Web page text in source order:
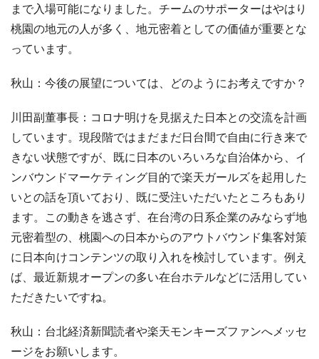
まで入場可能になりました。チームのサポーターはやはり
桃園の地元の人が多く、地元密着としての価値が重要とな
っています。
秋山：今後の展望については、どのようにお考えですか？
川田副董事長：コロナ明けを見据えた日本との交流を計画
しています。現段階ではまだまだ日台間で自由に行き来で
きない状態ですが、既に日本のいろいろな自治体から、イ
ンバウンドマーケティング目的で楽天ガールズを起用した
いとの話を頂いており、既に受注いただいたところもあり
ます。この動きを逃さず、在台湾の日系企業のみならず地
元密着型の、桃園への日本からのアウトバウンド集客対策
に日本向けコンテンツの取り入れを検討しています。例え
ば、最近新規オープンの多い在台ホテルなどに活用してい
ただきたいですね。
秋山：台北経済新聞読者や楽天モンキーズファンへメッセ
ージをお願いします。